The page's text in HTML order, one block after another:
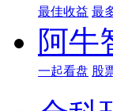
最佳收益 最
阿牛
一起看盘 股